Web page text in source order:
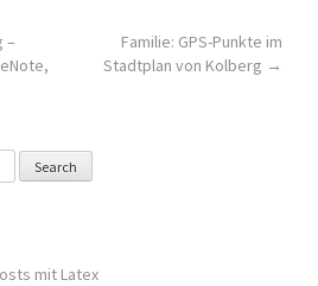
–
Familie: GPS-Punkte im
Stadtplan von Kolberg →
mit Latex